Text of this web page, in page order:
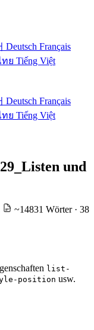
Deutsch Français
ย Tiếng Việt
Deutsch Français
ย Tiếng Việt
und
~14831 Wörter · 38
list-
position usw.